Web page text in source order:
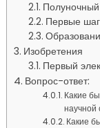
Первые
Изобретения
Первый
Вопрос-ответ:
Какие
научной
Какие